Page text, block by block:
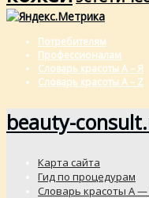
Потребителям
Профессионалам
Словарь красоты А – Я
Словарь красоты A – Z
beauty-
Карта сайта
Гид по процедурам
Словарь красоты А —